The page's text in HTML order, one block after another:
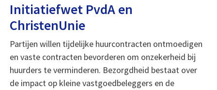
Initiatiefwet PvdA en
ChristenUnie
Partijen willen tijdelijke huurcontracten ontmoedigen
en vaste contracten bevorderen om onzekerheid bij
huurders te verminderen. Bezorgdheid bestaat over
de impact op kleine vastgoedbeleggers en de